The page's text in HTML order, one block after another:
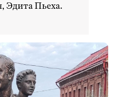
Эдита Пьеха.